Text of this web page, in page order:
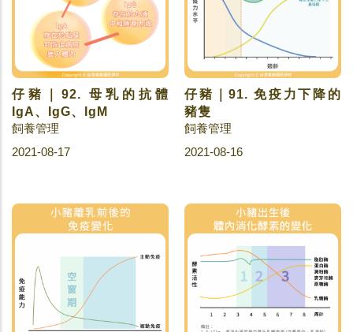
仔豬｜92. 母乳的抗體
IgA、IgG、IgM
飼養管理
2021-08-17
仔豬｜91. 免疫力下降的
豬隻
飼養管理
2021-08-16